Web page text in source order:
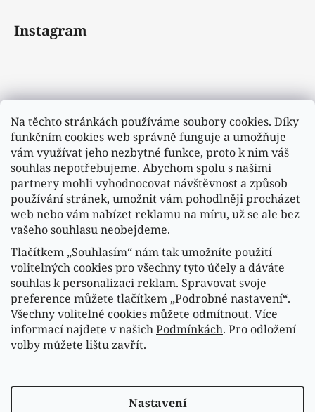
Na těchto stránkách používáme soubory cookies. Díky
funkčním cookies web správně funguje a umožňuje
vám využívat jeho nezbytné funkce, proto k nim váš
souhlas nepotřebujeme. Abychom spolu s našimi
partnery mohli vyhodnocovat návštěvnost a způsob
používání stránek, umožnit vám pohodlněji procházet
web nebo vám nabízet reklamu na míru, už se ale bez
vašeho souhlasu neobejdeme.
Tlačítkem „Souhlasím“ nám tak umožníte použití
volitelných cookies pro všechny tyto účely a dáváte
souhlas k personalizaci reklam. Spravovat svoje
preference můžete tlačítkem „Podrobné nastavení“.
Všechny volitelné cookies můžete odmítnout. Více
informací najdete v našichPodmínkách. Pro odložení
volby můžete lištuzavřít.
Nastavení
Instagram
Sledovat na Instagramu
Náš FACEBOOK
Vytvořil Shoptet